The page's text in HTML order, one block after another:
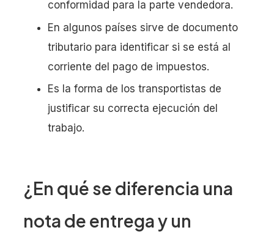
conformidad para la parte vendedora.
En algunos países sirve de documento
tributario para identificar si se está al
corriente del pago de impuestos.
Es la forma de los transportistas de
justificar su correcta ejecución del
trabajo.
¿En qué se diferencia una
nota de entrega y un